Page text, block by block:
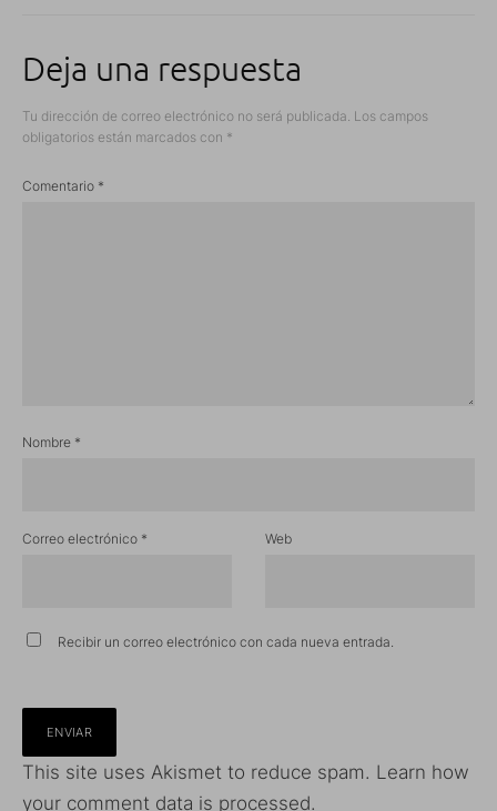
Deja una respuesta
Tu dirección de correo electrónico no será publicada. Los campos
obligatorios están marcados con *
Comentario *
Nombre *
Correo electrónico * Web
Recibir un correo electrónico con cada nueva entrada.
This site uses Akismet to reduce spam. Learn how
your comment data is processed.